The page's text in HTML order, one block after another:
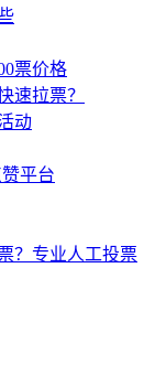
票价格
速拉票？
动
平台
？专业人工投票